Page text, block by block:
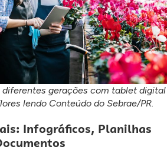
diferentes gerações com tablet digital
lendo Conteúdo do Sebrae/PR.
Infográficos, Planilhas